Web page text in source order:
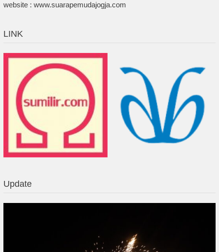
website : www.suarapemudajogja.com
LINK
Update